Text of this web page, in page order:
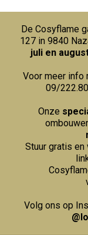
De Cosyflame
127 in 9840
juli en
Voor meer info
09/
Onze
Stuur gratis
Volg ons op